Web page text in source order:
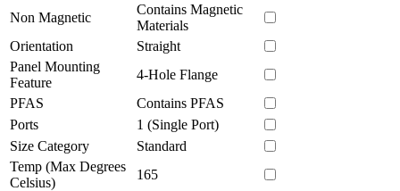
Non Magnetic
Contains Magnetic
Materials
Orientation
Straight
Panel Mounting
Feature
4-Hole Flange
PFAS
Contains PFAS
Ports
1 (Single Port)
Size Category
Standard
Temp (Max Degrees
Celsius)
165